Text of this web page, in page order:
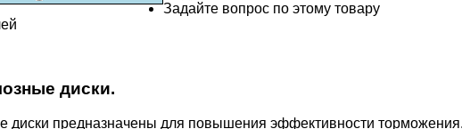
Задайте вопрос по этому товару
диски.
диски предназначены для повышения эффективности торможения.